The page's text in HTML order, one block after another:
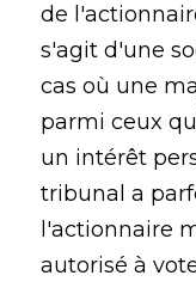
de
s'agit d'une
cas où une
parmi ceux
un intérêt
tribunal a
l'actionnaire
autorisé à